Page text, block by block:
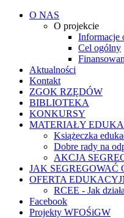
O NAS
O projekcie
Informacje
Cel ogólny
Aktualności
Kontakt
ZGOK RZĘDÓW
BIBLIOTEKA
KONKURSY
MATERIAŁY
Książeczka
Dobre rady na
AKCJA
JAK SEGREGOWAĆ
OFERTA
RCEE - Jak
Facebook
Projekty WFOŚiGW